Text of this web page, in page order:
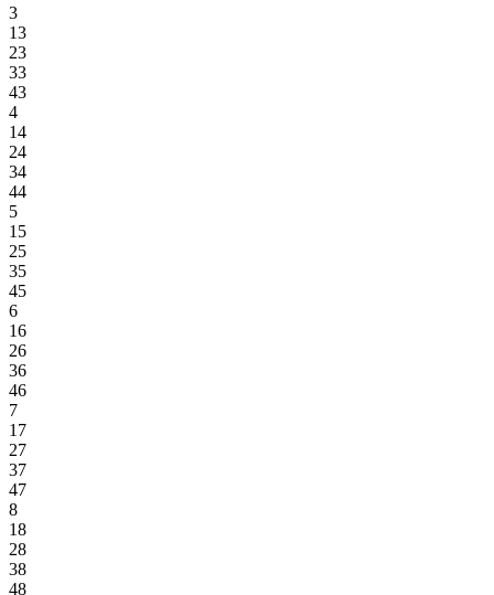
3
13
23
33
43
4
14
24
34
44
5
15
25
35
45
6
16
26
36
46
7
17
27
37
47
8
18
28
38
48